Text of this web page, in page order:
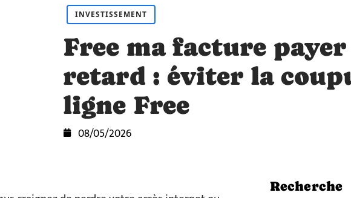
INVESTISSEMENT
Free ma facture payer
retard : éviter la
ligne Free
08/05/2026
Recherche